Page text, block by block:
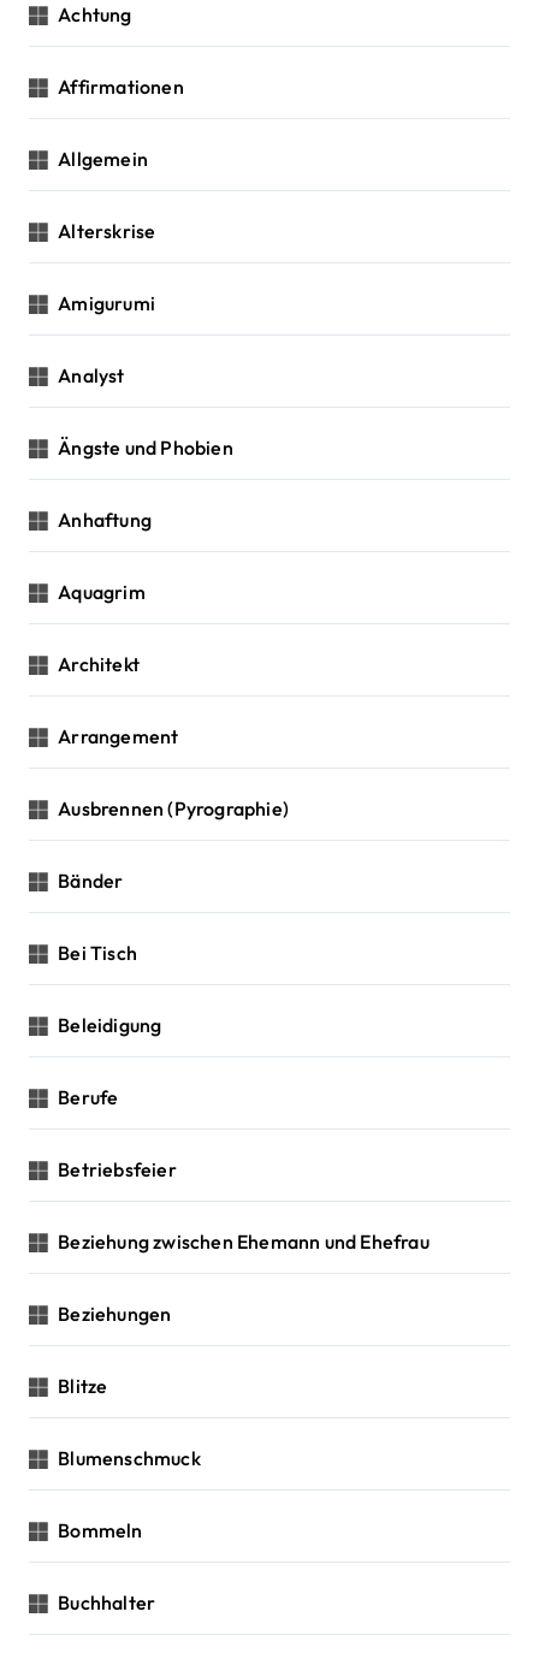
t
i
n
Achtung
Affirmationen
Allgemein
Alterskrise
Amigurumi
Analyst
Ängste und Phobien
Anhaftung
Aquagrim
Architekt
Arrangement
Ausbrennen (Pyrographie)
Bänder
Bei Tisch
Beleidigung
Berufe
Betriebsfeier
Beziehung zwischen Ehemann und Ehefrau
Beziehungen
Blitze
Blumenschmuck
Bommeln
Buchhalter